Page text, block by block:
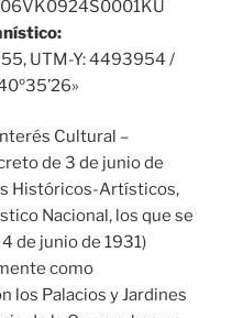
UTM-Y: 4493954 /
Cultural –
de 3 de junio de
Históricos-Artísticos,
Nacional, los que se
de junio de 1931)
como
los Palacios y Jardines